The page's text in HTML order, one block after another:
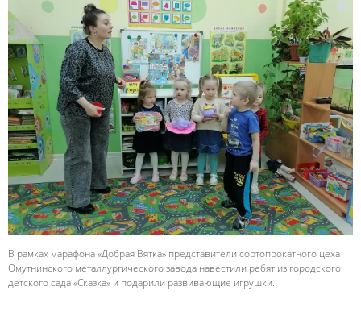
В рамках марафона «Добрая Вятка» представители сортопрокатного цеха
Омутнинского металлургического завода навестили ребят из городского
детского сада «Сказка» и подарили развивающие игрушки.